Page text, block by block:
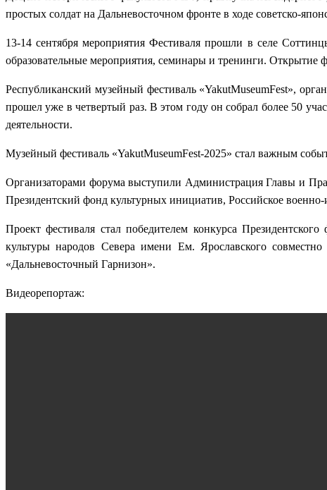
простых солдат на Дальневосточном фронте в ходе советско-
13-14 сентября мероприятия Фестиваля прошли в селе
образовательные мероприятия, семинары и тренинги. Открытие
Республиканский музейный фестиваль «YakutMuseumFest»,
прошел уже в четвертый раз. В этом году он собрал более 50
деятельности.
Музейный фестиваль «YakutMuseumFest-2025» стал важным
Организаторами форума выступили Администрация Главы и
Президентский фонд культурных инициатив, Российское военно-
Проект фестиваля стал победителем конкурса
культуры народов Севера имени Ем. Ярославского
«Дальневосточный Гарнизон».
Видеорепортаж: